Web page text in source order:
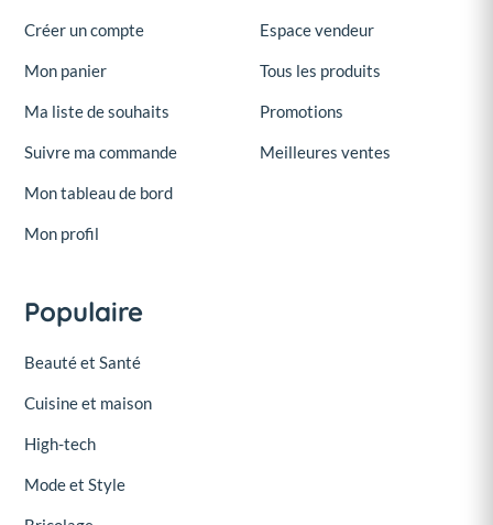
Créer un compte
Mon panier
Ma liste de souhaits
Suivre ma commande
Mon tableau de bord
Mon profil
Espace vendeur
Tous les produits
Promotions
Meilleures ventes
Populaire
Beauté et Santé
Cuisine et maison
High-tech
Mode et Style